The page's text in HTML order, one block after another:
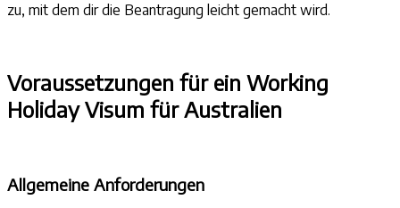
zu, mit dem dir die Beantragung leicht gemacht wird.
Voraussetzungen für ein Working
Holiday Visum für Australien
Allgemeine Anforderungen